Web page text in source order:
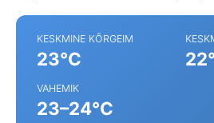
KESKMINE KÕRGEIM
23°C
VAHEMIK
23–24°C